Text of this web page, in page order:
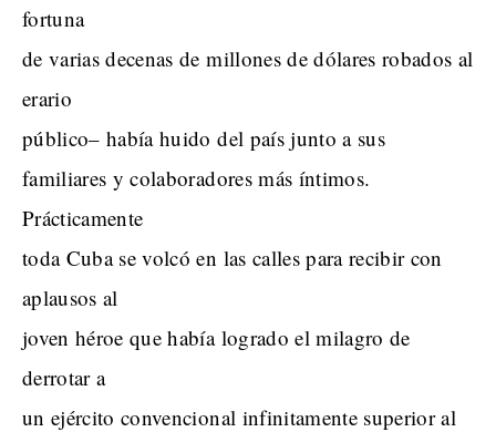
fortuna
de varias decenas de millones de dólares robados al
erario
público– había huido del país junto a sus
familiares y colaboradores más íntimos.
Prácticamente
toda Cuba se volcó en las calles para recibir con
aplausos al
joven héroe que había logrado el milagro de
derrotar a
un ejército convencional infinitamente superior al